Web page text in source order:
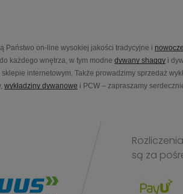
Państwo on-line wysokiej jakości tradycyjne i
każdego wnętrza, w tym modne dywany shaggy i
internetowym. Także prowadzimy sprzedaż
wykładziny dywanowe i PCW – zapraszamy
są za